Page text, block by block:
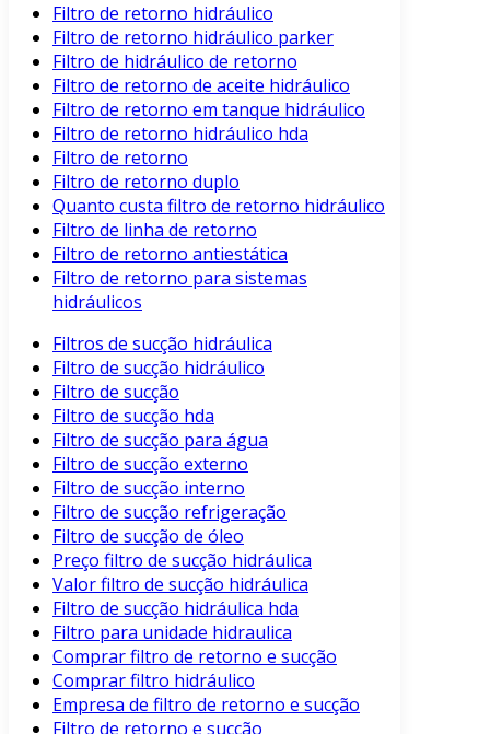
Filtro de retorno hidráulico
Filtro de retorno hidráulico parker
Filtro de hidráulico de retorno
Filtro de retorno de aceite hidráulico
Filtro de retorno em tanque hidráulico
Filtro de retorno hidráulico hda
Filtro de retorno
Filtro de retorno duplo
Quanto custa filtro de retorno hidráulico
Filtro de linha de retorno
Filtro de retorno antiestática
Filtro de retorno para sistemas
hidráulicos
Filtros de sucção hidráulica
Filtro de sucção hidráulico
Filtro de sucção
Filtro de sucção hda
Filtro de sucção para água
Filtro de sucção externo
Filtro de sucção interno
Filtro de sucção refrigeração
Filtro de sucção de óleo
Preço filtro de sucção hidráulica
Valor filtro de sucção hidráulica
Filtro de sucção hidráulica hda
Filtro para unidade hidraulica
Comprar filtro de retorno e sucção
Comprar filtro hidráulico
Empresa de filtro de retorno e sucção
Filtro de retorno e sucção